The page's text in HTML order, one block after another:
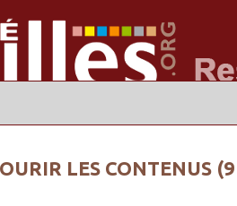
LES CONTENUS